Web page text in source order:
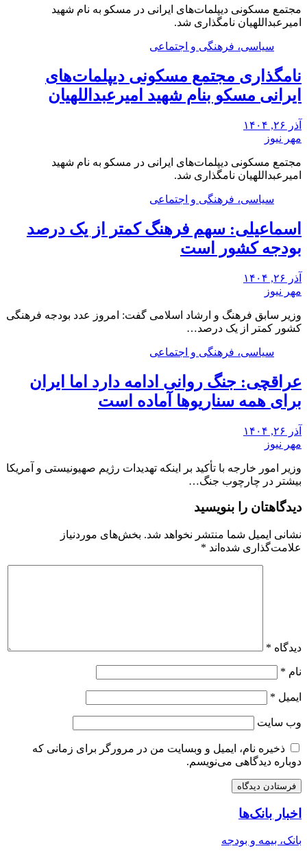
مجتمع مسکونی دیپلمات‌های ایرانی در مسکو به نام شهید
امیرعبداللهیان نامگذاری شد.
سیاسی، فرهنگی و اجتماعی
نامگذاری مجتمع مسکونی دیپلمات‌های
ایرانی مسکو بنام شهید امیرعبداللهیان
آذر ۲۶, ۱۴۰۴
مهر نیوز
مجتمع مسکونی دیپلمات‌های ایرانی در مسکو به نام شهید
امیرعبداللهیان نامگذاری شد.
سیاسی، فرهنگی و اجتماعی
اسماعیلی: سهم فرهنگ کمتر از یک درصد
بودجه کشور است
آذر ۲۶, ۱۴۰۴
مهر نیوز
وزیر سابق فرهنگ و ارشاد اسلامی گفت: امروز عدد بودجه فرهنگی
کشور کمتر از یک درصد…
سیاسی، فرهنگی و اجتماعی
عراقچی: جنگ روانی ادامه دارد اما ایران
برای همه سناریوها آماده است
آذر ۲۶, ۱۴۰۴
مهر نیوز
وزیر امور خارجه با تأکید بر اینکه تهدیدات رژیم صهیونیستی و آمریکا
بیشتر در چارچوب جنگ…
دیدگاهتان را بنویسید
نشانی ایمیل شما منتشر نخواهد شد. بخش‌های موردنیاز
علامت‌گذاری شده‌اند *
دیدگاه *
نام *
ایمیل *
وب‌ سایت
ذخیره نام، ایمیل و وبسایت من در مرورگر برای زمانی که
دوباره دیدگاهی می‌نویسم.
اخبار بانک‌ها
بانک، بیمه و بودجه